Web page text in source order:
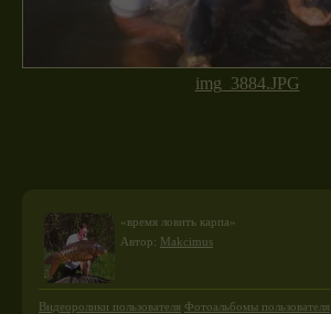
img_3884.JPG
«время ловить карпа»
Автор: Makcimus
Видеоролики пользователя Фотоальбомы пользователя